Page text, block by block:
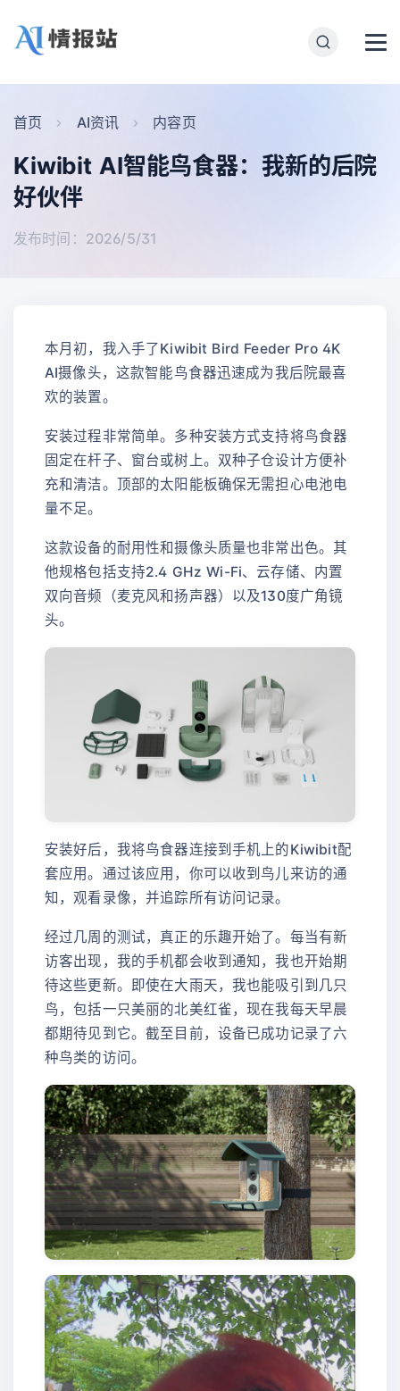
首页 AI资讯 内容页
Kiwibit AI智能鸟食器：我新的后院
好伙伴
发布时间：2026/5/31
本月初，我入手了Kiwibit Bird Feeder Pro 4K
AI摄像头，这款智能鸟食器迅速成为我后院最喜
欢的装置。
安装过程非常简单。多种安装方式支持将鸟食器
固定在杆子、窗台或树上。双种子仓设计方便补
充和清洁。顶部的太阳能板确保无需担心电池电
量不足。
这款设备的耐用性和摄像头质量也非常出色。其
他规格包括支持2.4 GHz Wi-Fi、云存储、内置
双向音频（麦克风和扬声器）以及130度广角镜
头。
安装好后，我将鸟食器连接到手机上的Kiwibit配
套应用。通过该应用，你可以收到鸟儿来访的通
知，观看录像，并追踪所有访问记录。
经过几周的测试，真正的乐趣开始了。每当有新
访客出现，我的手机都会收到通知，我也开始期
待这些更新。即使在大雨天，我也能吸引到几只
鸟，包括一只美丽的北美红雀，现在我每天早晨
都期待见到它。截至目前，设备已成功记录了六
种鸟类的访问。